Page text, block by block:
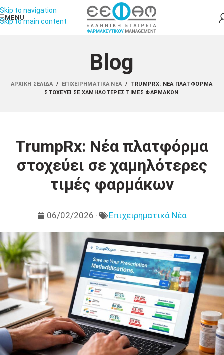
Skip to navigation
Skip to main content
MENU
Blog
ΑΡΧΙΚΉ ΣΕΛΊΔΑ / ΕΠΙΧΕΙΡΗΜΑΤΙΚΆ ΝΈΑ /
TRUMPRX: NΈΑ ΠΛΑΤΦΌΡΜΑ
ΣΤΟΧΕΎΕΙ ΣΕ ΧΑΜΗΛΌΤΕΡΕΣ ΤΙΜΈΣ ΦΑΡΜΆΚΩΝ
TrumpRx: Nέα πλατφόρμα
στοχεύει σε χαμηλότερες
τιμές φαρμάκων
06/02/2026 Επιχειρηματικά Νέα